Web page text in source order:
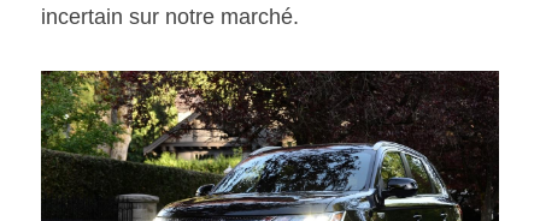
incertain sur notre marché.